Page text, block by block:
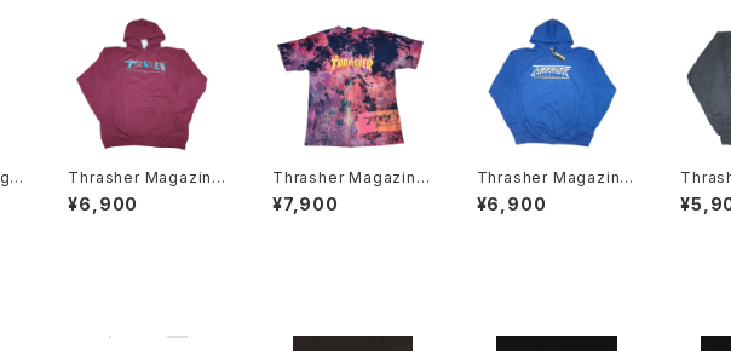
Thrasher Magazine
パーカー
¥6,900
Thrasher Magazine
ブリーチ 後染め Tシャ
ツ
¥7,900
Thrasher Magazine
パーカー
¥6,900
Thrasher
ウェット